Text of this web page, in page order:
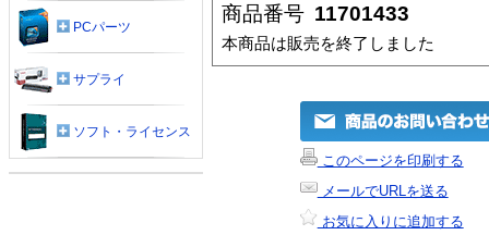
商品番号 11701433
本商品は販売を終了しました
このページを印刷する
メールでURLを送る
お気に入りに追加する
PCパーツ
サプライ
ソフト・ライセンス